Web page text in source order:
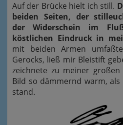
Auf der Brücke hielt ich still.
beiden Seiten, der
der Widerschein im
köstlichen Eindruck in
mit beiden Armen
Gerocks, ließ mir Bleistift
zeichnete zu meiner großen
Bild so dämmernd warm, als
stand.